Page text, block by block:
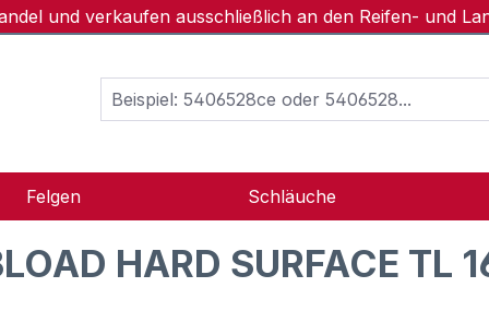
und verkaufen ausschließlich an den Reifen- und
Felgen Schläuche
HARD SURFACE TL